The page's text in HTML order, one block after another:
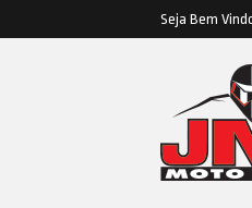
Seja Bem